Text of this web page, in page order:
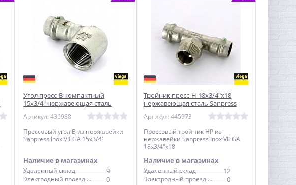
Угол пресс-В компактный
15x3/4" нержавеющая сталь
Артикул: 436988
Прессовый угол В из нержавейки
Sanpress Inox VIEGA 15x3/4'
Наличие в магазинах
Удаленный склад 9
Электродный проезд, 6с1
0
Тройник пресс-Н 18х3/4"х18
нержавеющая сталь Sanpress
Артикул: 445973
Прессовый тройник НР из
нержавейки Sanpress Inox VIEGA
18х3/4"х18
Наличие в магазинах
Удаленный склад 12
Электродный проезд, 6с1
0